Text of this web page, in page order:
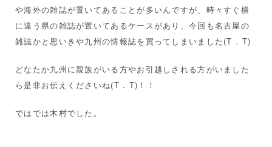
や海外の雑誌が置いてあることが多いんですが、時々すぐ横
に違う県の雑誌が置いてあるケースがあり、今回も名古屋の
雑誌かと思いきや九州の情報誌を買ってしまいました(T . T)
どなたか九州に親族がいる方やお引越しされる方がいました
ら是非お伝えくださいね(T . T)！！
ではでは木村でした。